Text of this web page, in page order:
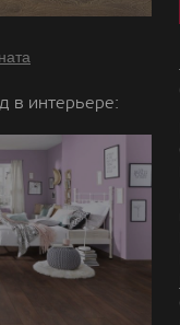
в интерьере: